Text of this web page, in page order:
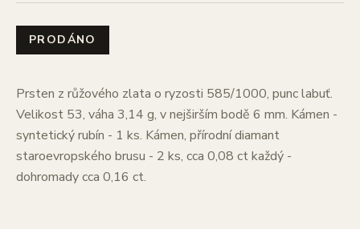
PRODÁNO
Prsten z růžového zlata o ryzosti 585/1000, punc labuť.
Velikost 53, váha 3,14 g, v nejširším bodě 6 mm. Kámen -
syntetický rubín - 1 ks. Kámen, přírodní diamant
staroevropského brusu - 2 ks, cca 0,08 ct každý -
dohromady cca 0,16 ct.